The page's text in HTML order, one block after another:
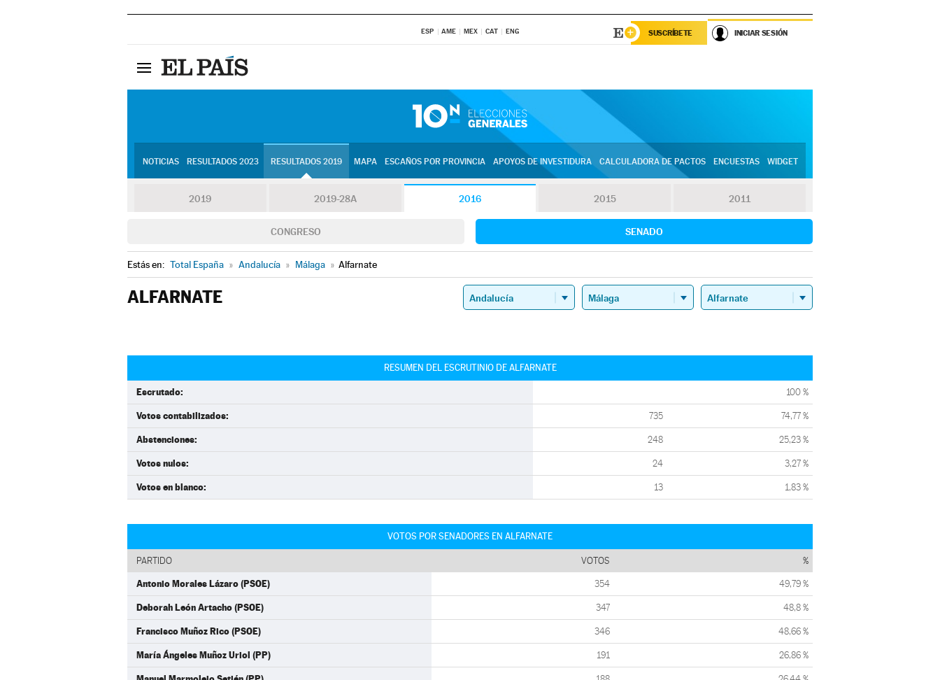
ESP AME MEX CAT ENG SUSCRÍBETE INICIAR SESIÓN
NOTICIAS RESULTADOS 2023 RESULTADOS 2019 MAPA ESCAÑOS POR PROVINCIA APOYOS DE INVESTIDURA CALCULADORA DE PACTOS ENCUESTAS WIDGET
2019 2019-28A 2016 2015 2011
CONGRESO SENADO
Estás en: Total España » Andalucía » Málaga » Alfarnate
ALFARNATE
RESUMEN DEL ESCRUTINIO DE ALFARNATE
Escrutado: 100 %
Votos contabilizados: 735 74,77 %
Abstenciones: 248 25,23 %
Votos nulos: 24 3,27 %
Votos en blanco: 13 1,83 %
VOTOS POR SENADORES EN ALFARNATE
PARTIDO VOTOS %
Antonio Morales Lázaro (PSOE) 354 49,79 %
Deborah León Artacho (PSOE) 347 48,8 %
Francisco Muñoz Rico (PSOE) 346 48,66 %
María Ángeles Muñoz Uriol (PP) 191 26,86 %